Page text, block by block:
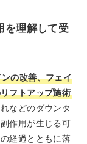
を理解して受
の改善、フェイ
フトアップ施術
などのダウンタ
作用が生じる可
経過とともに落